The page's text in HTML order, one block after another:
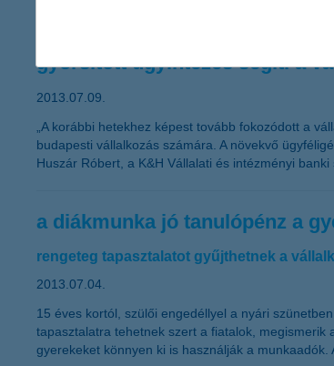
gyorsított ügyintézés segíti a
2013.07.09.
„A korábbi hetekhez képest tovább fokozódott a
budapesti vállalkozás számára. A növekvő
Huszár Róbert, a K&H Vállalati és intézményi
a diákmunka jó tanulópénz a
rengeteg tapasztalatot gyűjthetnek a
2013.07.04.
15 éves kortól, szülői engedéllyel a nyári
tapasztalatra tehetnek szert a fiatalok,
gyerekeket könnyen ki is használják a